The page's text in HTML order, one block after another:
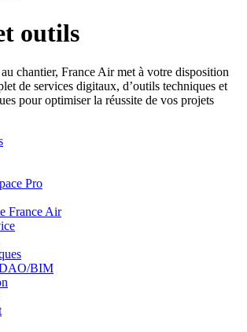
outils
chantier, France Air met à votre disposition
de services digitaux, d’outils techniques et
pour optimiser la réussite de vos projets
Pro
France Air
BIM